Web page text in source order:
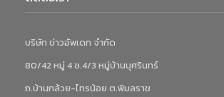
บริษัท ข่าวอัพเดท จำกัด
80/42 หมู่ 4 ซ.4/3 หมู่บ้านบุศรินทร์
ถ.บ้านกล้วย-ไทรน้อย ต.พิมลราช